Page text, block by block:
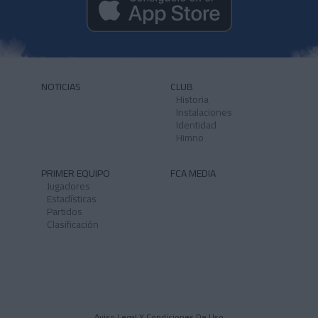
NOTICIAS CLUB
Historia
Instalaciones
Identidad
Himno
PRIMER EQUIPO
Jugadores
Estadísticas
Partidos
Clasificación
FCA MEDIA